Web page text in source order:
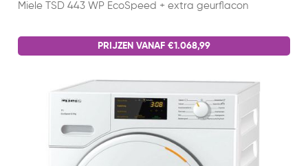
Miele TSD 443 WP EcoSpeed + extra geurflacon
PRIJZEN VANAF €1.068,99